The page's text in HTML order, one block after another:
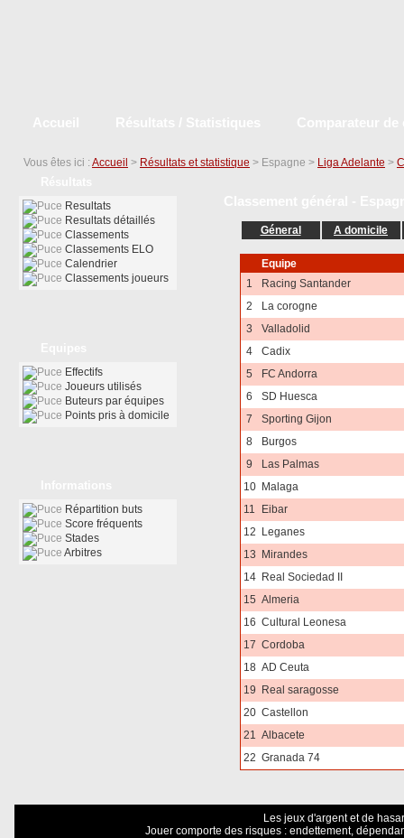
Vous êtes ici : Accueil > Résultats et statistique > Espagne > Liga Adelante >
Géneral A domicile
Equipe
1
Racing Santander
2
La corogne
3
Valladolid
4
Cadix
5
FC Andorra
6
SD Huesca
7
Sporting Gijon
8
Burgos
9
Las Palmas
10
Malaga
11
Eibar
12
Leganes
13
Mirandes
14
Real Sociedad II
15 Almeria
16 Cultural Leonesa
17 Cordoba
18 AD Ceuta
19
Real saragosse
20 Castellon
21 Albacete
22 Granada 74
Resultats
Resultats détaillés
Classements
Classements ELO
Calendrier
Classements joueurs
Effectifs
Joueurs utilisés
Buteurs par équipes
Points pris à domicile
Répartition buts
Score fréquents
Stades
Arbitres
Les jeux d'argent et de
Jouer comporte des risques : endettement,